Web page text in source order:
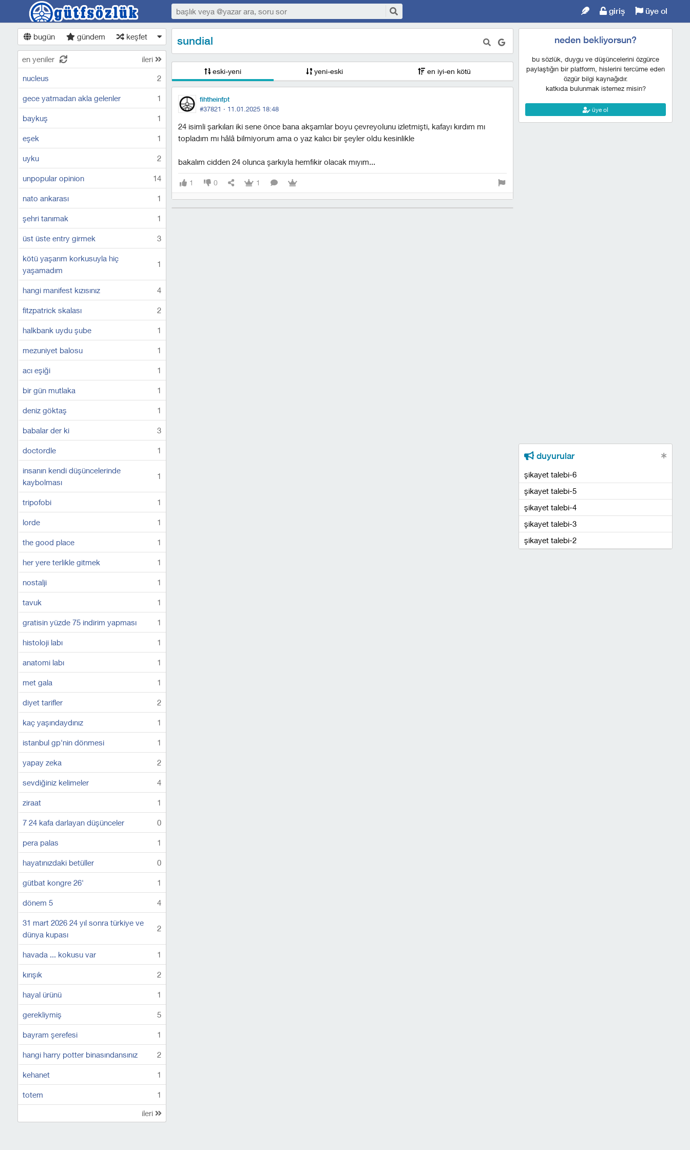
giriş üye ol
bugün gündem keşfet
en yeniler ileri
nucleus 2
gece yatmadan akla gelenler 1
baykuş 1
eşek 1
uyku 2
unpopular opinion 14
nato ankarası 1
şehri tanımak 1
üst üste entry girmek 3
kötü yaşarım korkusuyla hiç
yaşamadım
1
hangi manifest kızısınız 4
fitzpatrick skalası 2
halkbank uydu şube 1
mezuniyet balosu 1
acı eşiği 1
bir gün mutlaka 1
deniz göktaş 1
babalar der ki 3
doctordle 1
insanın kendi düşüncelerinde
kaybolması
1
tripofobi 1
lorde 1
the good place 1
her yere terlikle gitmek 1
nostalji 1
tavuk 1
gratisin yüzde 75 indirim yapması 1
histoloji labı 1
anatomi labı 1
met gala 1
diyet tarifler 2
kaç yaşındaydınız 1
istanbul gp'nin dönmesi 1
yapay zeka 2
sevdiğiniz kelimeler 4
ziraat 1
7 24 kafa darlayan düşünceler 0
pera palas 1
hayatınızdaki betüller 0
gütbat kongre 26' 1
dönem 5 4
31 mart 2026 24 yıl sonra türkiye ve
dünya kupası
2
havada ... kokusu var 1
kırışık 2
hayal ürünü 1
gerekliymiş 5
bayram şerefesi 1
hangi harry potter binasındansınız 2
kehanet 1
totem 1
ileri
sundial
eski-yeni yeni-eski en iyi-en kötü
fihtheinfpt
#37821 · 11.01.2025 18:48
24 isimli şarkıları iki sene önce bana akşamlar boyu çevreyolunu izletmişti, kafayı kırdım mı
topladım mı hâlâ bilmiyorum ama o yaz kalıcı bir şeyler oldu kesinlikle
bakalım cidden 24 olunca şarkıyla hemfikir olacak mıyım...
1 0 1
neden bekliyorsun?
bu sözlük, duygu ve düşüncelerini özgürce
paylaştığın bir platform, hislerini tercüme eden
özgür bilgi kaynağıdır.
katkıda bulunmak istemez misin?
üye ol
duyurular
şikayet talebi-6
şikayet talebi-5
şikayet talebi-4
şikayet talebi-3
şikayet talebi-2